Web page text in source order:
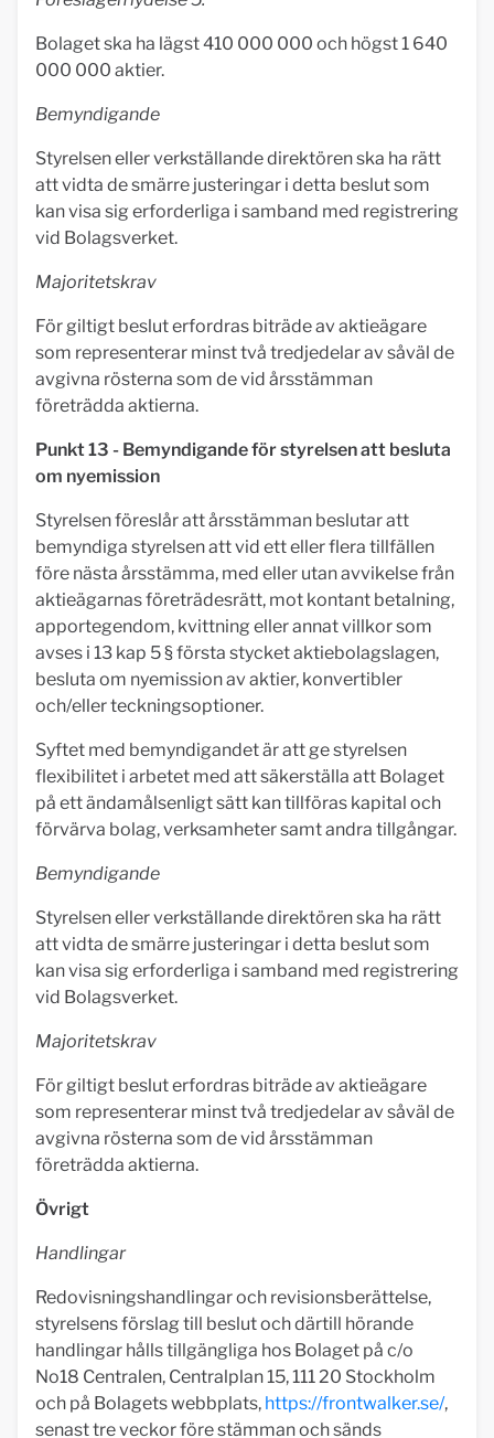
Bolaget ska ha lägst 410 000 000 och högst 1 640
000 000 aktier.
Bemyndigande
Styrelsen eller verkställande direktören ska ha rätt
att vidta de smärre justeringar i detta beslut som
kan visa sig erforderliga i samband med registrering
vid Bolagsverket.
Majoritetskrav
För giltigt beslut erfordras biträde av aktieägare
som representerar minst två tredjedelar av såväl de
avgivna rösterna som de vid årsstämman
företrädda aktierna.
Punkt 13 - Bemyndigande för styrelsen att besluta
om nyemission
Styrelsen föreslår att årsstämman beslutar att
bemyndiga styrelsen att vid ett eller flera tillfällen
före nästa årsstämma, med eller utan avvikelse från
aktieägarnas företrädesrätt, mot kontant betalning,
apportegendom, kvittning eller annat villkor som
avses i 13 kap 5 § första stycket aktiebolagslagen,
besluta om nyemission av aktier, konvertibler
och/eller teckningsoptioner.
Syftet med bemyndigandet är att ge styrelsen
flexibilitet i arbetet med att säkerställa att Bolaget
på ett ändamålsenligt sätt kan tillföras kapital och
förvärva bolag, verksamheter samt andra tillgångar.
Bemyndigande
Styrelsen eller verkställande direktören ska ha rätt
att vidta de smärre justeringar i detta beslut som
kan visa sig erforderliga i samband med registrering
vid Bolagsverket.
Majoritetskrav
För giltigt beslut erfordras biträde av aktieägare
som representerar minst två tredjedelar av såväl de
avgivna rösterna som de vid årsstämman
företrädda aktierna.
Övrigt
Handlingar
Redovisningshandlingar och revisionsberättelse,
styrelsens förslag till beslut och därtill hörande
handlingar hålls tillgängliga hos Bolaget på c/o
No18 Centralen, Centralplan 15, 111 20 Stockholm
och på Bolagets webbplats, https://frontwalker.se/,
senast tre veckor före stämman och sänds